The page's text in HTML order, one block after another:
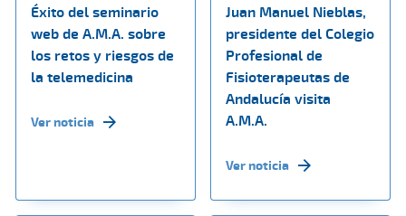
Éxito del seminario
web de A.M.A. sobre
los retos y riesgos de
la telemedicina
Ver noticia
Juan Manuel Nieblas,
presidente del Colegio
Profesional de
Fisioterapeutas de
Andalucía visita
A.M.A.
Ver noticia